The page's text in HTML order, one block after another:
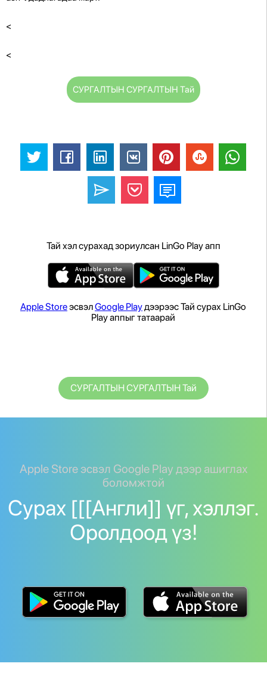
<
<
СУРГАЛТЫН СУРГАЛТЫН Тай
Тай хэл сурахад зориулсан LinGo Play апп
Apple StoreэсвэлGoogle Playдээрээс Тай сурах LinGo
Play аппыг татаарай
СУРГАЛТЫН СУРГАЛТЫН Тай
Apple Store эсвэл Google Play дээр ашиглах
боломжтой
Сурах [[[Англи]] үг, хэллэг.
Оролдоод үз!